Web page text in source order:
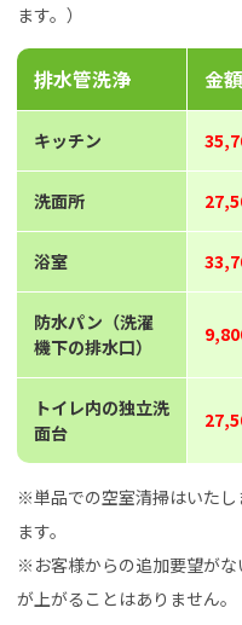
ます。）
排水管洗浄 金額
キッチン
洗面所
浴室
防水パン（洗濯
機下の排水口）
トイレ内の独立洗
面台
※単品での空室清掃はいた
ます。
※お客様からの追加要望が
が上がることはありません。